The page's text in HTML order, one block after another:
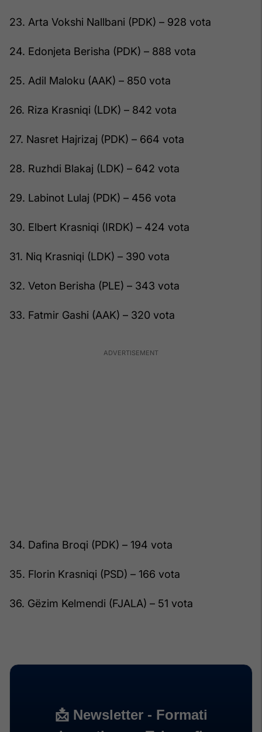
23. Arta Vokshi Nallbani (PDK) – 928 vota
24. Edonjeta Berisha (PDK) – 888 vota
25. Adil Maloku (AAK) – 850 vota
26. Riza Krasniqi (LDK) – 842 vota
27. Nasret Hajrizaj (PDK) – 664 vota
28. Ruzhdi Blakaj (LDK) – 642 vota
29. Labinot Lulaj (PDK) – 456 vota
30. Elbert Krasniqi (IRDK) – 424 vota
31. Niq Krasniqi (LDK) – 390 vota
32. Veton Berisha (PLE) – 343 vota
33. Fatmir Gashi (AAK) – 320 vota
34. Dafina Broqi (PDK) – 194 vota
35. Florin Krasniqi (PSD) – 166 vota
36. Gëzim Kelmendi (FJALA) – 51 vota